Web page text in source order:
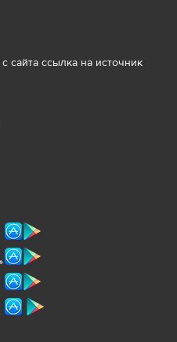
сайта ссылка на источник